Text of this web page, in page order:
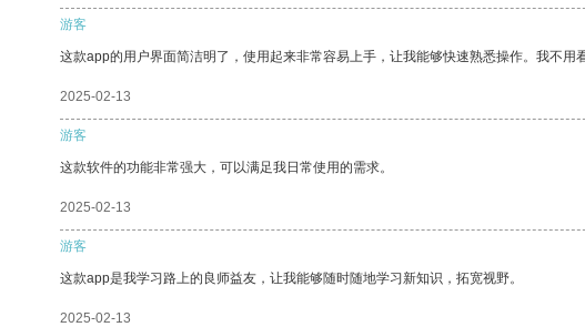
游客
这款app的用户界面简洁明了，使用起来非常容易上手，让我能够快速熟悉操作。我不用
2025-02-13
游客
这款软件的功能非常强大，可以满足我日常使用的需求。
2025-02-13
游客
这款app是我学习路上的良师益友，让我能够随时随地学习新知识，拓宽视野。
2025-02-13